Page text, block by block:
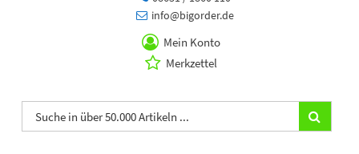
info@bigorder.de
Mein Konto
Merkzettel